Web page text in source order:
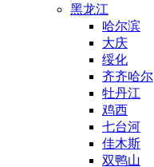
黑龙江
哈尔滨
大庆
绥化
齐齐哈尔
牡丹江
鸡西
七台河
佳木斯
双鸭山